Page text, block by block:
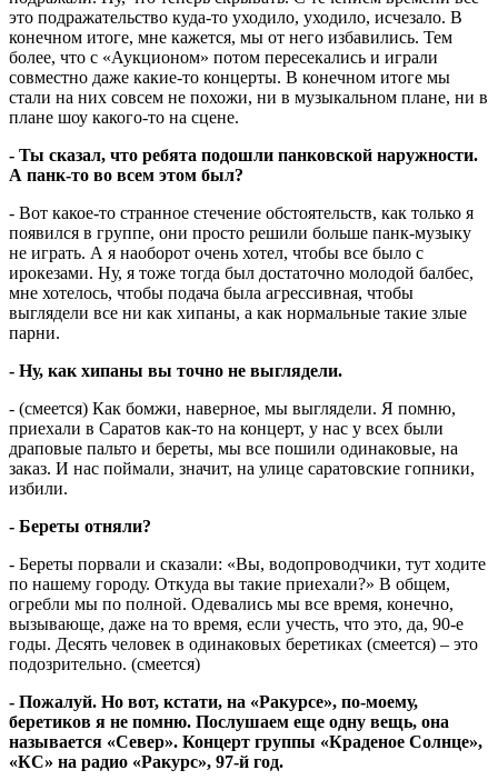
это подражательство куда-то уходило, уходило, исчезало. В
конечном итоге, мне кажется, мы от него избавились. Тем
более, что с «Аукционом» потом пересекались и играли
совместно даже какие-то концерты. В конечном итоге мы
стали на них совсем не похожи, ни в музыкальном плане, ни в
плане шоу какого-то на сцене.
- Ты сказал, что ребята подошли панковской наружности.
А панк-то во всем этом был?
- Вот какое-то странное стечение обстоятельств, как только я
появился в группе, они просто решили больше панк-музыку
не играть. А я наоборот очень хотел, чтобы все было с
ирокезами. Ну, я тоже тогда был достаточно молодой балбес,
мне хотелось, чтобы подача была агрессивная, чтобы
выглядели все ни как хипаны, а как нормальные такие злые
парни.
- Ну, как хипаны вы точно не выглядели.
- (смеется) Как бомжи, наверное, мы выглядели. Я помню,
приехали в Саратов как-то на концерт, у нас у всех были
драповые пальто и береты, мы все пошили одинаковые, на
заказ. И нас поймали, значит, на улице саратовские гопники,
избили.
- Береты отняли?
- Береты порвали и сказали: «Вы, водопроводчики, тут ходите
по нашему городу. Откуда вы такие приехали?» В общем,
огребли мы по полной. Одевались мы все время, конечно,
вызывающе, даже на то время, если учесть, что это, да, 90-е
годы. Десять человек в одинаковых беретиках (смеется) – это
подозрительно. (смеется)
- Пожалуй. Но вот, кстати, на «Ракурсе», по-моему,
беретиков я не помню. Послушаем еще одну вещь, она
называется «Север». Концерт группы «Краденое Солнце»,
«КС» на радио «Ракурс», 97-й год.